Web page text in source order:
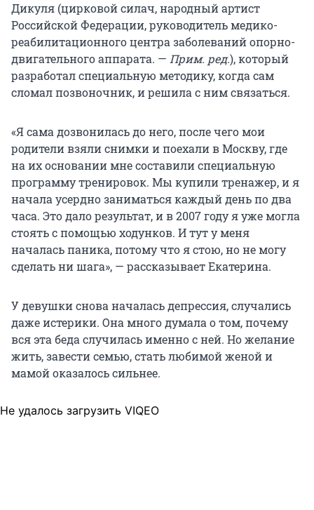
Дикуля (цирковой силач, народный артист
Российской Федерации, руководитель медико-
реабилитационного центра заболеваний опорно-
двигательного аппарата. — Прим. ред.), который
разработал специальную методику, когда сам
сломал позвоночник, и решила с ним связаться.
«Я сама дозвонилась до него, после чего мои
родители взяли снимки и поехали в Москву, где
на их основании мне составили специальную
программу тренировок. Мы купили тренажер, и я
начала усердно заниматься каждый день по два
часа. Это дало результат, и в 2007 году я уже могла
стоять с помощью ходунков. И тут у меня
началась паника, потому что я стою, но не могу
сделать ни шага», — рассказывает Екатерина.
У девушки снова началась депрессия, случались
даже истерики. Она много думала о том, почему
вся эта беда случилась именно с ней. Но желание
жить, завести семью, стать любимой женой и
мамой оказалось сильнее.
Не удалось загрузить VIQEO